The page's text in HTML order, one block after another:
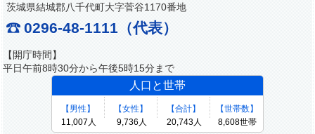
茨城県結城郡八千代町大字菅谷1170番地
0296-48-1111（代表）
【開庁時間】
平日午前8時30分から午後5時15分まで